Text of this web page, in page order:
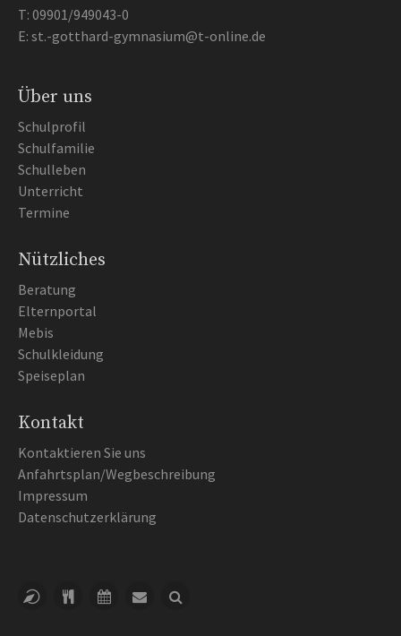
T: 09901/949043-0
E: st.-gotthard-gymnasium@t-online.de
Über uns
Schulprofil
Schulfamilie
Schulleben
Unterricht
Termine
Nützliches
Beratung
Elternportal
Mebis
Schulkleidung
Speiseplan
Kontakt
Kontaktieren Sie uns
Anfahrtsplan/Wegbeschreibung
Impressum
Datenschutzerklärung